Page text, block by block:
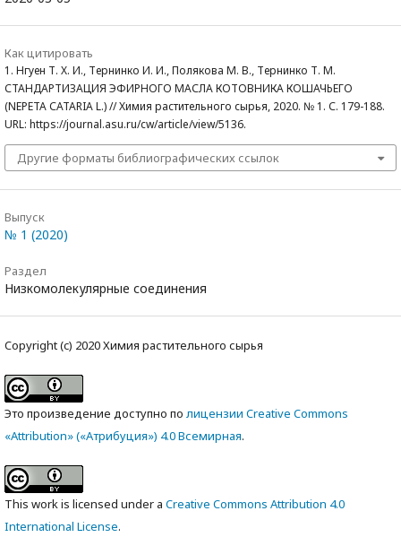
Как цитировать
1. Нгуен Т. Х. И., Тернинко И. И., Полякова М. В., Тернинко Т. М.
СТАНДАРТИЗАЦИЯ ЭФИРНОГО МАСЛА КОТОВНИКА КОШАЧЬЕГО
(NEPETA СATARIA L.) // Химия растительного сырья, 2020. № 1. С. 179-188.
URL: https://journal.asu.ru/cw/article/view/5136.
Другие форматы библиографических ссылок
Выпуск
№ 1 (2020)
Раздел
Низкомолекулярные соединения
Copyright (c) 2020 Химия растительного сырья
Это произведение доступно по лицензии Creative Commons
«Attribution» («Атрибуция») 4.0 Всемирная.
This work is licensed under a Creative Commons Attribution 4.0
International License.